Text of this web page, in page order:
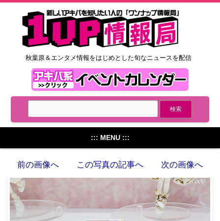
秋葉原＆エンタメ情報をはじめとした旬なニュースを配信
::: MENU :::
前の画像へ この写真の記事へ 次の画像へ